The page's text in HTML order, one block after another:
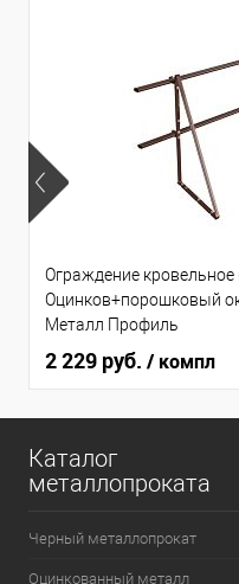
Ограждение
Оцинков+порошковый
Металл Профиль
2 229 руб. / компл
Каталог
металлопроката
Черный металлопрокат
Оцинкованный металл